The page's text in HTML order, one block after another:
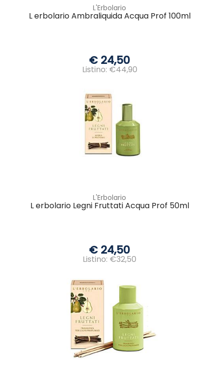
L'Erbolario
L erbolario Ambraliquida Acqua Prof 100ml
€ 24,50
Listino: €44,90
L'Erbolario
L erbolario Legni Fruttati Acqua Prof 50ml
€ 24,50
Listino: €32,50